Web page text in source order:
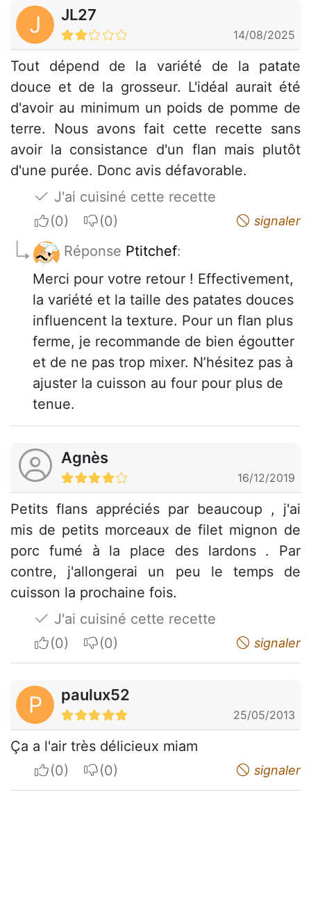
J JL27
14/08/2025
Tout dépend de la variété de la patate
douce et de la grosseur. L'idéal aurait été
d'avoir au minimum un poids de pomme de
terre. Nous avons fait cette recette sans
avoir la consistance d'un flan mais plutôt
d'une purée. Donc avis défavorable.
J'ai cuisiné cette recette
I apreciateI do not appreciate signaler
Réponse Ptitchef:
Merci pour votre retour ! Effectivement,
la variété et la taille des patates douces
influencent la texture. Pour un flan plus
ferme, je recommande de bien égoutter
et de ne pas trop mixer. N’hésitez pas à
ajuster la cuisson au four pour plus de
tenue.
Agnès
16/12/2019
Petits flans appréciés par beaucoup , j'ai
mis de petits morceaux de filet mignon de
porc fumé à la place des lardons . Par
contre, j'allongerai un peu le temps de
cuisson la prochaine fois.
J'ai cuisiné cette recette
I apreciateI do not appreciate signaler
P paulux52
25/05/2013
Ça a l'air très délicieux miam
I apreciateI do not appreciate signaler